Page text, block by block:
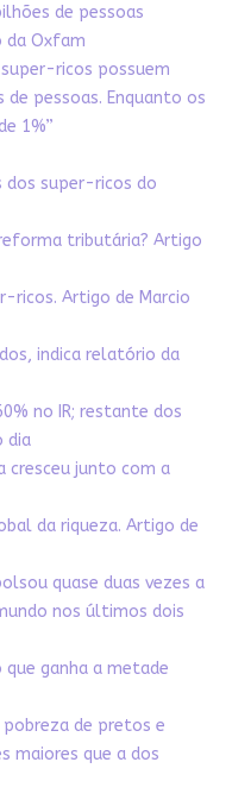
de pessoas
da Oxfam
super-ricos possuem
pessoas. Enquanto os
1%”
dos super-ricos do
tributária? Artigo
ricos. Artigo de Marcio
indica relatório da
no IR; restante dos
dia
cresceu junto com a
da riqueza. Artigo de
quase duas vezes a
nos últimos dois
que ganha a metade
pobreza de pretos e
maiores que a dos